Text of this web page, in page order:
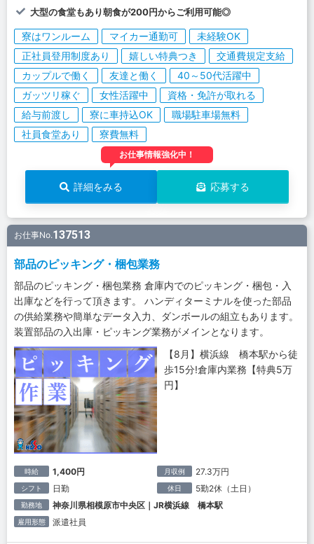
大型の食堂もあり朝食が200円からご利用可能◎
寮はワンルーム マイカー通勤可
未経験OK
正社員登用制度あり
嬉しい特典つき
交通費規定支給
カップルで働く
友達と働く
40～50代活躍中
ガッツリ稼ぐ
女性活躍中
資格・免許が取れる
給与前渡し
寮に車持込OK
職場駐車場無料
社員食堂あり
寮費無料
お仕事情報強化中！
詳細をみる 応募する
お仕事No.137513
部品のピッキング・梱包業務
部品のピッキング・梱包業務 倉庫内でのピッキング・梱包・入
出庫などを行って頂きます。 ハンディターミナルを使った部品
の供給業務や簡単なデータ入力、ダンボールの組立もあります。
装置部品の入出庫・ピッキング業務がメインとなります。
【8月】横浜線 橋本駅から徒
歩15分!倉庫内業務【特典5万
円】
時給 1,400円 月収例 27.3万円
シフト 日勤 休日 5勤2休（土日）
勤務地 神奈川県相模原市中央区｜JR横浜線 橋本駅
雇用形態 派遣社員